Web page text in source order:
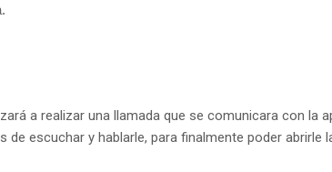
a realizar una llamada que se comunicara con la
escuchar y hablarle, para finalmente poder abrirle